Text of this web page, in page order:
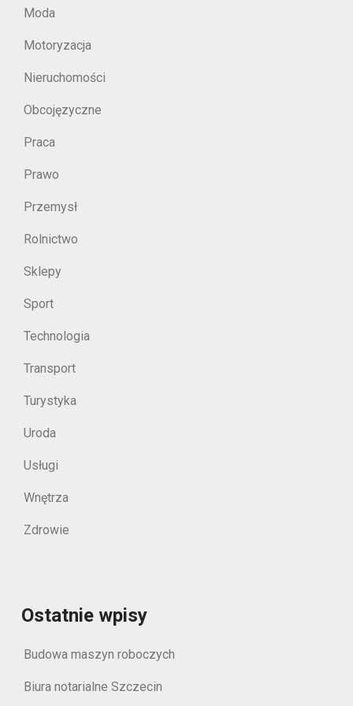
Moda
Motoryzacja
Nieruchomości
Obcojęzyczne
Praca
Prawo
Przemysł
Rolnictwo
Sklepy
Sport
Technologia
Transport
Turystyka
Uroda
Usługi
Wnętrza
Zdrowie
Ostatnie wpisy
Budowa maszyn roboczych
Biura notarialne Szczecin